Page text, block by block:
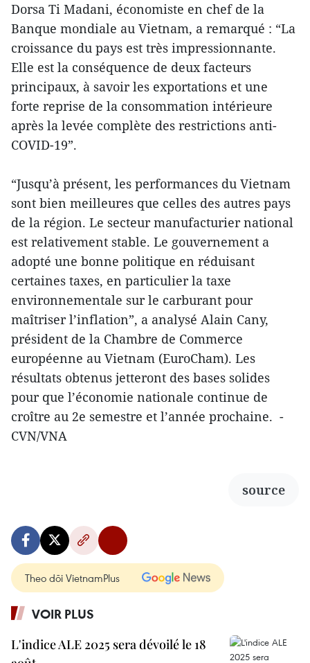
Dorsa Ti Madani, économiste en chef de la
Banque mondiale au Vietnam, a remarqué : “La
croissance du pays est très impressionnante.
Elle est la conséquence de deux facteurs
principaux, à savoir les exportations et une
forte reprise de la consommation intérieure
après la levée complète des restrictions anti-
COVID-19”.
“Jusqu’à présent, les performances du Vietnam
sont bien meilleures que celles des autres pays
de la région. Le secteur manufacturier national
est relativement stable. Le gouvernement a
adopté une bonne politique en réduisant
certaines taxes, en particulier la taxe
environnementale sur le carburant pour
maîtriser l’inflation”, a analysé Alain Cany,
président de la Chambre de Commerce
européenne au Vietnam (EuroCham). Les
résultats obtenus jetteront des bases solides
pour que l’économie nationale continue de
croître au 2e semestre et l’année prochaine. -
CVN/VNA
source
Theo dõi VietnamPlus
VOIR PLUS
L'indice ALE 2025 sera dévoilé le 18